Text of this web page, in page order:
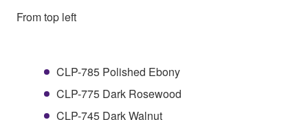
From top left
CLP-785 Polished Ebony
CLP-775 Dark Rosewood
CLP-745 Dark Walnut